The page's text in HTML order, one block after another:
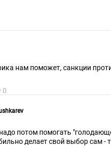
нам поможет, санкции
0
потом помогать
делает свой выбор сам -